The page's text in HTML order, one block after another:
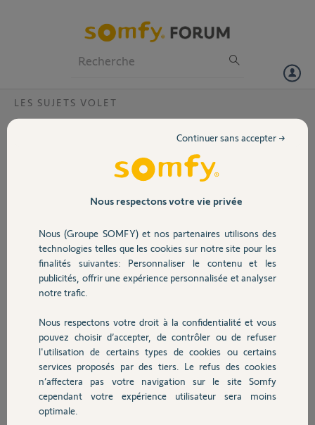
Volet
Sécurité
Domotique
Chauffage
Autres produits
LES SUJETS VOLET
Démontage moteur volet roulant somfy
Je voudrais avoir la référence du moteur de
n'arrive pas à le enlever le tube
Pourtant j'ai enlever le support de fixation a
l'opposé du moteur.
Aussi, j'ai enlever la vis qu'on voit dans la
Merci,
Nous respectons votre vie privée
Nous (Groupe SOMFY) et nos partenaires utilisons des
technologies telles que les cookies sur notre site pour les
finalités suivantes: Personnaliser le contenu et les
publicités, offrir une expérience personnalisée et analyser
notre trafic.
Nous respectons votre droit à la confidentialité et vous
pouvez choisir d’accepter, de contrôler ou de refuser
l'utilisation de certains types de cookies ou certains
services proposés par des tiers. Le refus des cookies
n’affectera pas votre navigation sur le site Somfy
cependant votre expérience utilisateur sera moins
optimale.
Continuer sans accepter →